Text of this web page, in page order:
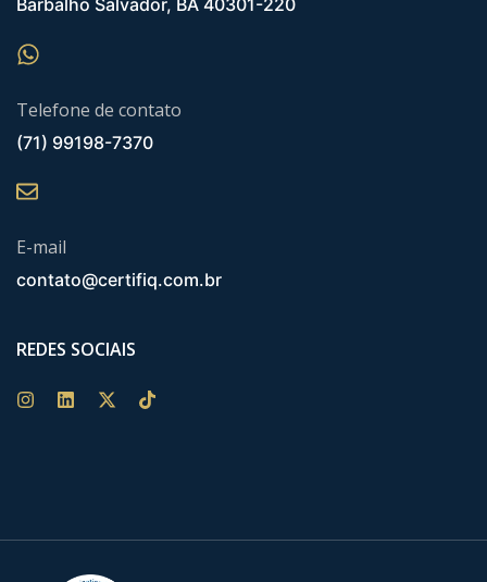
Telefone de contato
(71) 99198-7370
E-mail
contato@certifiq.com.br
REDES SOCIAIS